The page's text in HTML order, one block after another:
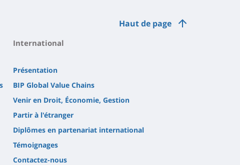
Haut de page
International
Présentation
BIP Global Value Chains
Venir en Droit, Économie, Gestion
Partir à l'étranger
Diplômes en partenariat international
Témoignages
Contactez-nous